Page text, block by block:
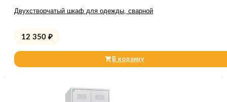
Двухстворчатый шкаф для одежды, сварной
12 350 ₽
В корзину